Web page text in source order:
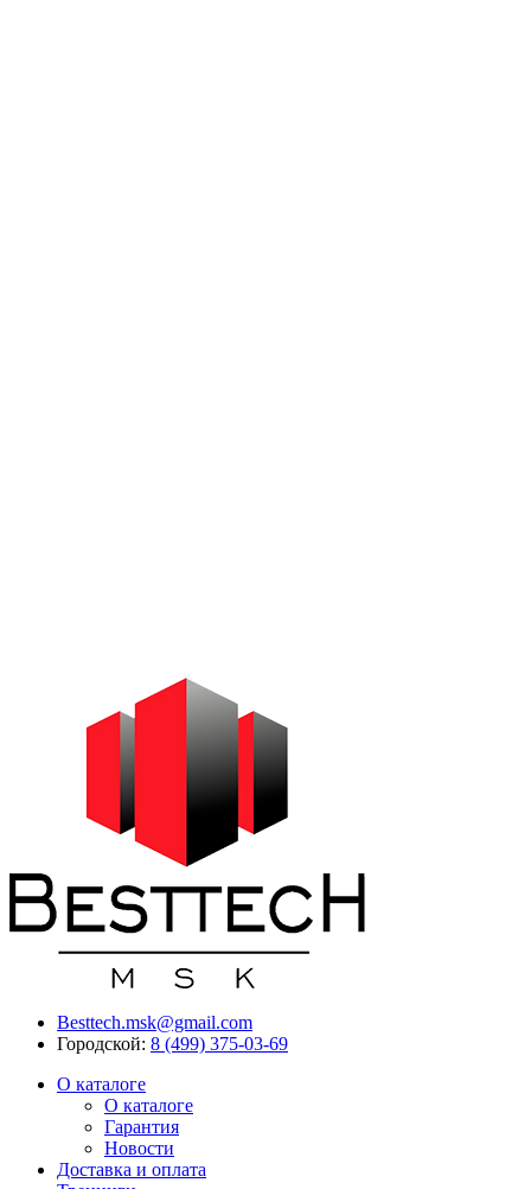
Besttech.msk@gmail.com
Городской: 8 (499) 375-03-69
О каталоге
О каталоге
Гарантия
Новости
Доставка и оплата